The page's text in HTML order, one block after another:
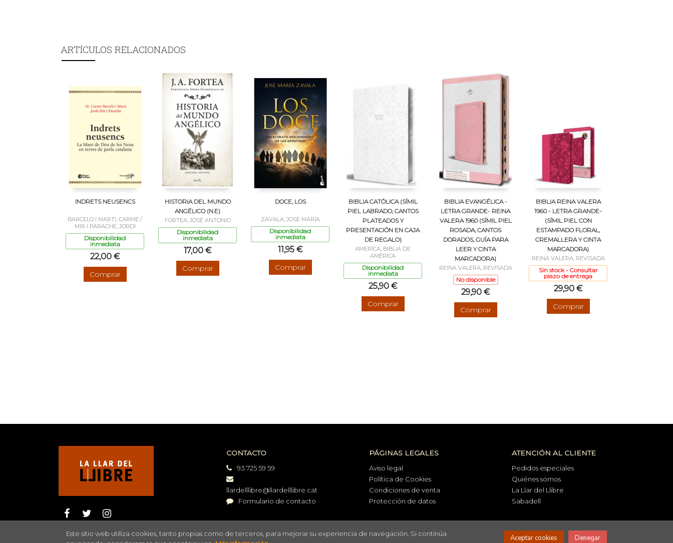
ARTÍCULOS RELACIONADOS
INDRETS NEUSENCS
BARCELO I MARTI, CARME /
MIR I PARACHE, JORDI
Disponibilidad
inmediata
22,00 €
Comprar
HISTORIA DEL MUNDO
ANGÉLICO (N.E)
FORTEA, JOSÉ ANTONIO
Disponibilidad
inmediata
17,00 €
Comprar
DOCE, LOS
ZAVALA, JOSE MARÍA
Disponibilidad
inmediata
11,95 €
Comprar
BIBLIA CATÓLICA (SÍMIL
PIEL LABRADO, CANTOS
PLATEADOS Y
PRESENTACIÓN EN CAJA
DE REGALO)
AMERICA, BIBLIA DE
AMÉRICA
Disponibilidad
inmediata
25,90 €
Comprar
BIBLIA EVANGÉLICA -
LETRA GRANDE- REINA
VALERA 1960 (SÍMIL PIEL
ROSADA, CANTOS
DORADOS, GUÍA PARA
LEER Y CINTA
MARCADORA)
REINA VALERA, REVISADA
No disponible
29,90 €
Comprar
BIBLIA REINA VALERA
1960 - LETRA GRANDE-
(SÍMIL PIEL CON
ESTAMPADO FLORAL,
CREMALLERA Y CINTA
MARCADORA)
REINA VALERA, REVISADA
Sin stock - Consultar
plazo de entrega
29,90 €
Comprar
CONTACTO
93 725 59 59
llardelllibre@llardelllibre.cat
Formulario de contacto
PÁGINAS LEGALES
Aviso legal
Política de Cookies
Condiciones de venta
Protección de datos
ATENCIÓN AL CLIENTE
Pedidos especiales
Quiénes somos
La Llar del Llibre
Sabadell
Este sitio web utiliza cookies, tanto propias como de terceros, para mejorar su experiencia de navegación. Si continúa
Aceptar cookies Denegar